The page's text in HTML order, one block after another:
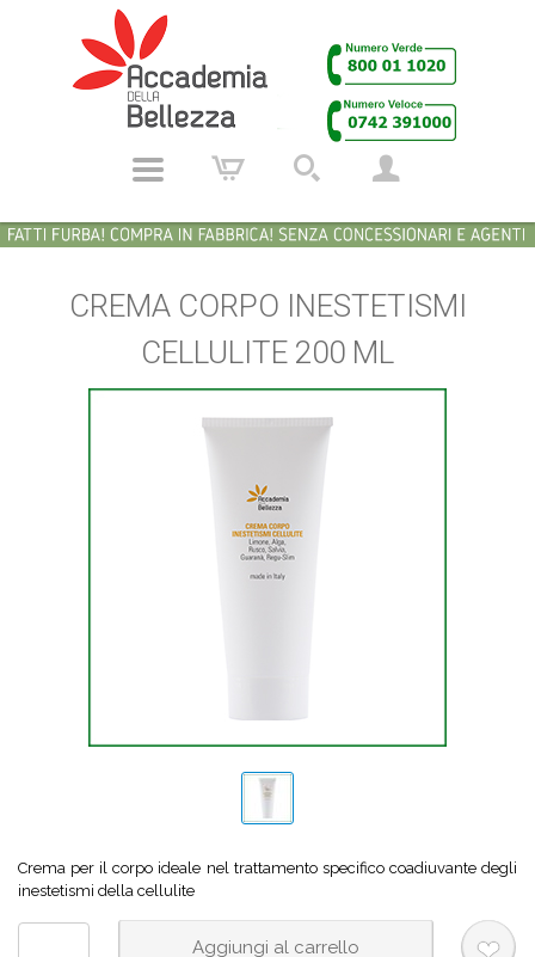
CREMA CORPO INESTETISMI
CELLULITE 200 ML
Crema per il corpo ideale nel trattamento specifico coadiuvante degli
inestetismi della cellulite